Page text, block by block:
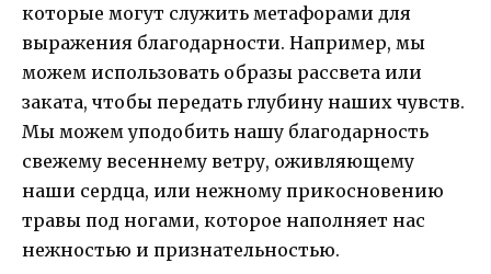
которые могут служить метафорами для
выражения благодарности. Например, мы
можем использовать образы рассвета или
заката, чтобы передать глубину наших чувств.
Мы можем уподобить нашу благодарность
свежему весеннему ветру, оживляющему
наши сердца, или нежному прикосновению
травы под ногами, которое наполняет нас
нежностью и признательностью.